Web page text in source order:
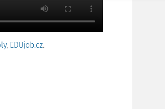
, EDUjob.cz.